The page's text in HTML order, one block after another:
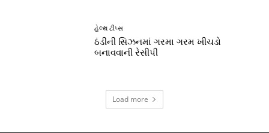
હેલ્થ ટીપ્સ
ઠંડીની સિઝનમાં ગરમા ગરમ ખીચડો
બનાવવાની રેસીપી
Load more